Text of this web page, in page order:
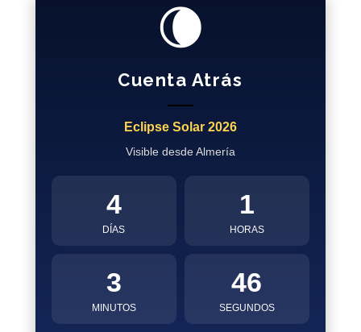
🌘
Cuenta Atrás
Eclipse Solar 2026
Visible desde Almería
4
DÍAS
1
HORAS
3
MINUTOS
45
SEGUNDOS